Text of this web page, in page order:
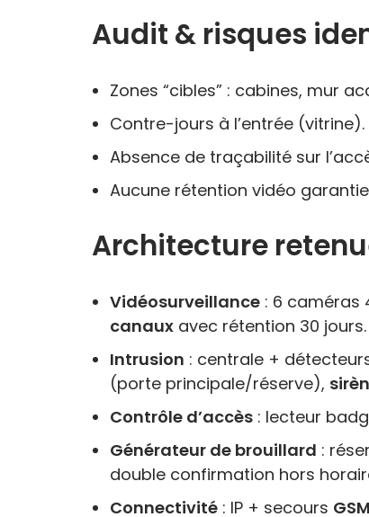
Audit & risques
Zones “cibles” : cabines, mur
Contre-jours à l’entrée (vitrine).
Absence de traçabilité sur
Aucune rétention vidéo
Architecture
Vidéosurveillance : 6 caméras
canaux avec rétention 30 jours.
Intrusion : centrale +
(porte principale/réserve),
Contrôle d’accès : lecteur
Générateur de brouillard :
double confirmation hors
Connectivité : IP + secours GSM